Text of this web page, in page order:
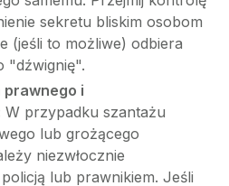
sekretu bliskim osobom
(jeśli to możliwe) odbiera
"dźwignię".
i
W przypadku szantażu
lub grożącego
niezwłocznie
lub prawnikiem. Jeśli